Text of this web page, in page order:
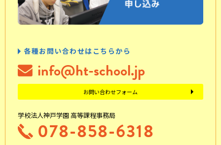
各種お問い合わせはこちらから
info@ht-school.jp
お問い合わせフォーム
学校法人神戸学園 高等課程事務局
078-858-6318